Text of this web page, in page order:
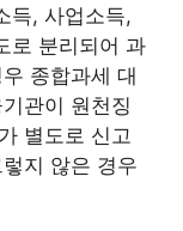
득, 사업소득,
로 분리되어 과
종합과세 대
관이 원천징
별도로 신고
지 않은 경우